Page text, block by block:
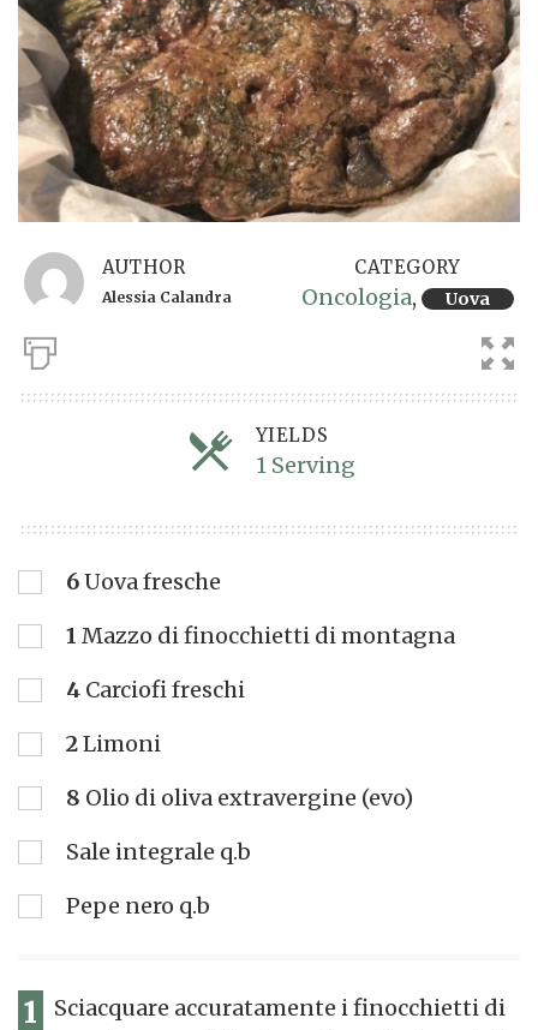
AUTHOR
Alessia Calandra
CATEGORY
Oncologia, Uova
YIELDS
1 ServingServings
6Uova fresche
1 Mazzo di finocchietti di montagna
4 Carciofi freschi
2Limoni
8 Olio di oliva extravergine (evo)
Sale integrale q.b
Pepe nero q.b
1
Sciacquare accuratamente i finocchietti di